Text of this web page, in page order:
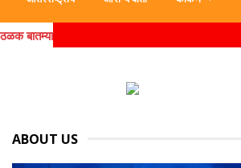
ठळक बातम्या
ABOUT US